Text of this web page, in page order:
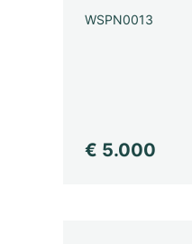
WSPN0013
€ 5.000